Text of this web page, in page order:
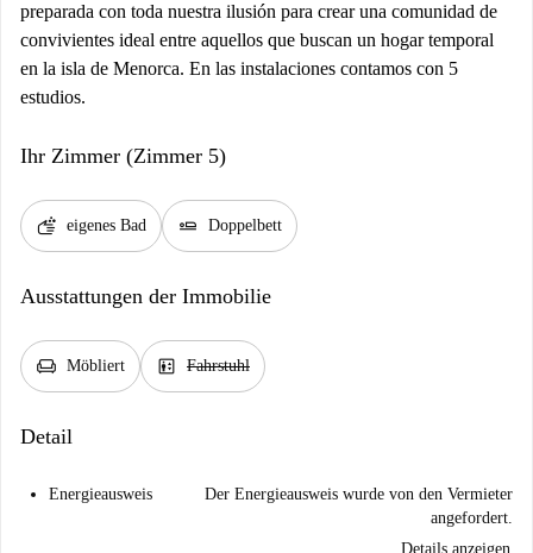
preparada con toda nuestra ilusión para crear una comunidad de
convivientes ideal entre aquellos que buscan un hogar temporal
en la isla de Menorca. En las instalaciones contamos con 5
estudios.
Ihr Zimmer (Zimmer 5)
soap eigenes Bad airline_seat_flat Doppelbett
Ausstattungen der Immobilie
chair Möbliert elevator Fahrstuhl
Detail
Energieausweis
Der Energieausweis wurde von den Vermieter
angefordert.
Details anzeigen